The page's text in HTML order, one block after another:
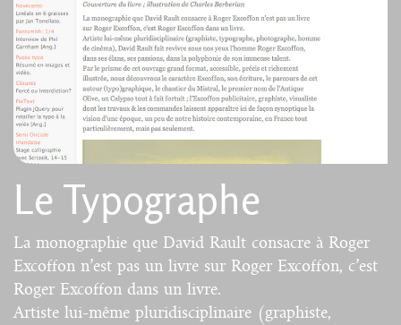
Le Typographe
La monographie que David Rault consacre à Roger
Excoffon n’est pas un livre sur Roger Excoffon, c’est
Roger Excoffon dans un livre.
Artiste lui-même pluridisciplinaire (graphiste,